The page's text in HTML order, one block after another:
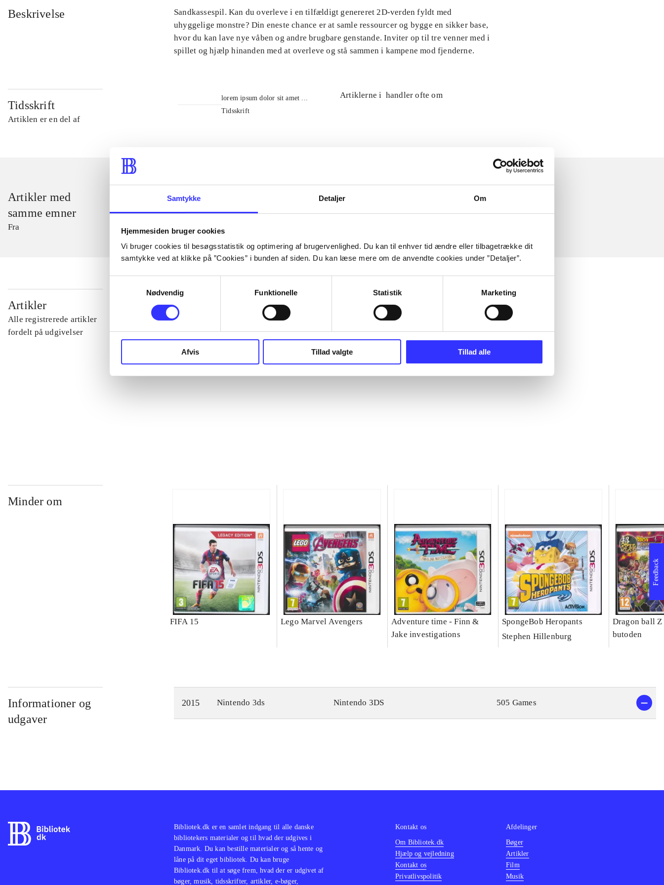
Samtykke Detaljer Om
Hjemmesiden bruger cookies
Vi bruger cookies til besøgsstatistik og optimering af brugervenlighed. Du kan til enhver tid ændre eller tilbagetrække dit
samtykke ved at klikke på ”Cookies” i bunden af siden. Du kan læse mere om de anvendte cookies under ”Detaljer”.
Nødvendig
Funktionelle Statistik Marketing
Afvis Tillad valgte Tillad alle
Beskrivelse
Sandkassespil. Kan du overleve i en tilfældigt genereret 2D-verden fyldt med
uhyggelige monstre? Din eneste chance er at samle ressourcer og bygge en sikker base,
hvor du kan lave nye våben og andre brugbare genstande. Inviter op til tre venner med i
spillet og hjælp hinanden med at overleve og stå sammen i kampene mod fjenderne.
Tidsskrift
Artiklen er en del af
lorem ipsum dolor sit amet ...
Tidsskrift
Artiklerne i handler ofte om
Artikler med
samme emner
Fra
Artikler
Alle registrerede artikler
fordelt på udgivelser
...
...
...
Minder om
FIFA 15 Lego Marvel Avengers
Adventure time - Finn &
Jake investigations
SpongeBob Heropants
Stephen Hillenburg
Dragon ball Z
butoden
Informationer og
udgaver
2015 Nintendo 3ds Nintendo 3DS 505 Games
Feedback
Bibliotek.dk er en samlet indgang til alle danske
bibliotekers materialer og til hvad der udgives i
Danmark. Du kan bestille materialer og så hente og
låne på dit eget bibliotek. Du kan bruge
Bibliotek.dk til at søge frem, hvad der er udgivet af
bøger, musik, tidsskrifter, artikler, e-bøger,
Kontakt os
Om Bibliotek.dk
Hjælp og vejledning
Kontakt os
Privatlivspolitik
Afdelinger
Bøger
Artikler
Film
Musik